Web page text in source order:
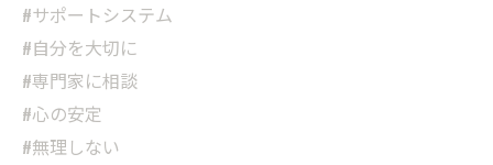
#サポートシステム
#自分を大切に
#専門家に相談
#心の安定
#無理しない